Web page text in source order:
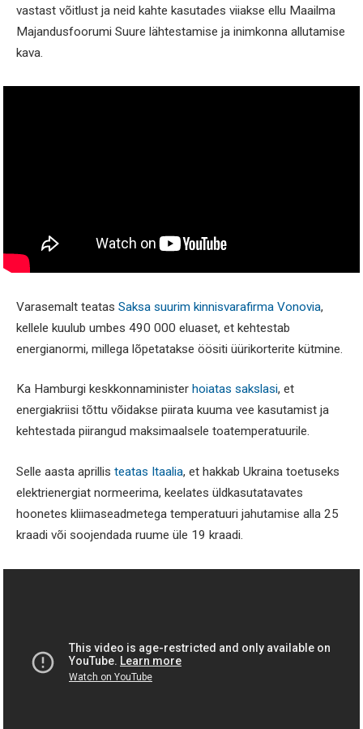
vastast võitlust ja neid kahte kasutades viiakse ellu Maailma
Majandusfoorumi Suure lähtestamise ja inimkonna allutamise
kava.
Varasemalt teatas Saksa suurim kinnisvarafirma Vonovia,
kellele kuulub umbes 490 000 eluaset, et kehtestab
energianormi, millega lõpetatakse öösiti üürikorterite kütmine.
Ka Hamburgi keskkonnaminister hoiatas sakslasi, et
energiakriisi tõttu võidakse piirata kuuma vee kasutamist ja
kehtestada piirangud maksimaalsele toatemperatuurile.
Selle aasta aprillis teatas Itaalia, et hakkab Ukraina toetuseks
elektrienergiat normeerima, keelates üldkasutatavates
hoonetes kliimaseadmetega temperatuuri jahutamise alla 25
kraadi või soojendada ruume üle 19 kraadi.